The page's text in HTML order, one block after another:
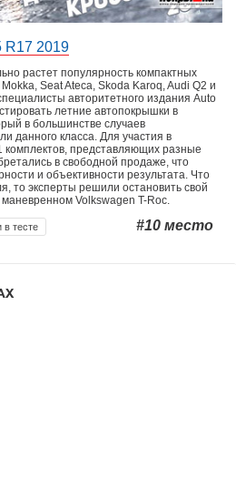
R17 2019
растет популярность компактных
Seat Ateca, Skoda Karoq, Audi Q2 и
авторитетного издания Auto
летние автопокрышки в
в большинстве случаев
данного класса. Для участия в
представляющих разные
в свободной продаже, что
и объективности результата. Что
то эксперты решили остановить свой
Volkswagen T-Roc.
в тесте #10 место